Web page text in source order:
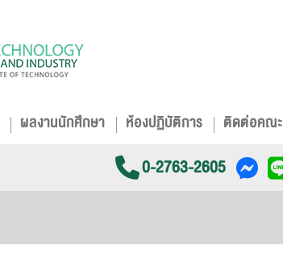
ผลงานนักศึกษา ห้องปฏิบัติการ ติดต่อคณะ
0-2763-2605